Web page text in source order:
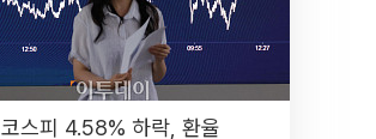
코스피 4.58% 하락, 환율